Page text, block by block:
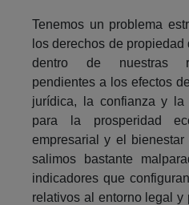
Tenemos un problema
los derechos de
dentro de nuestras
pendientes a los efectos
jurídica, la confianza y la
para la prosperidad
empresarial y el
salimos bastante
indicadores que
relativos al entorno legal y